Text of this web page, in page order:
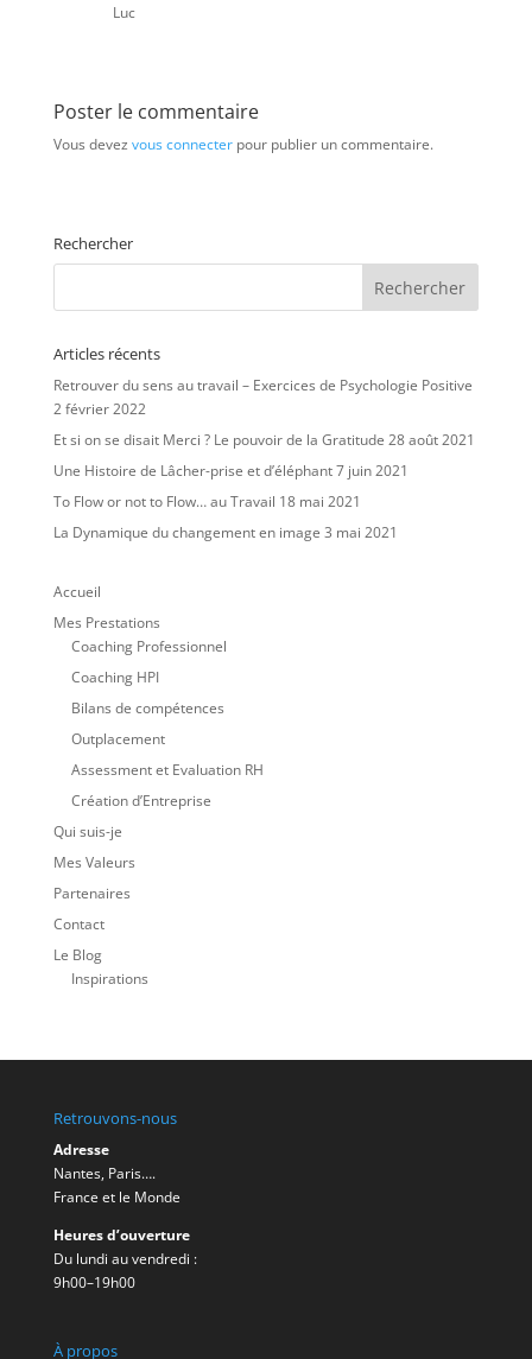
Luc
Poster le commentaire
Vous devez vous connecterpour publier un commentaire.
Rechercher
Articles récents
Retrouver du sens au travail – Exercices de Psychologie Positive
2 février 2022
Et si on se disait Merci ? Le pouvoir de la Gratitude 28 août 2021
Une Histoire de Lâcher-prise et d’éléphant7 juin 2021
To Flow or not to Flow… au Travail 18 mai 2021
La Dynamique du changement en image 3 mai 2021
Accueil
Mes Prestations
Coaching Professionnel
Coaching HPI
Bilans de compétences
Outplacement
Assessment et Evaluation RH
Création d’Entreprise
Qui suis-je
Mes Valeurs
Partenaires
Contact
Le Blog
Inspirations
Retrouvons-nous
Adresse
Nantes, Paris….
France et le Monde
Heures d’ouverture
Du lundi au vendredi :
9h00–19h00
À propos